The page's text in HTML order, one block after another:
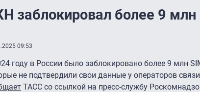
заблокировал более 9 млн
09:53
году в России было заблокировано более 9 млн
не подтвердили свои данные у операторов
ТАСС со ссылкой на пресс-службу